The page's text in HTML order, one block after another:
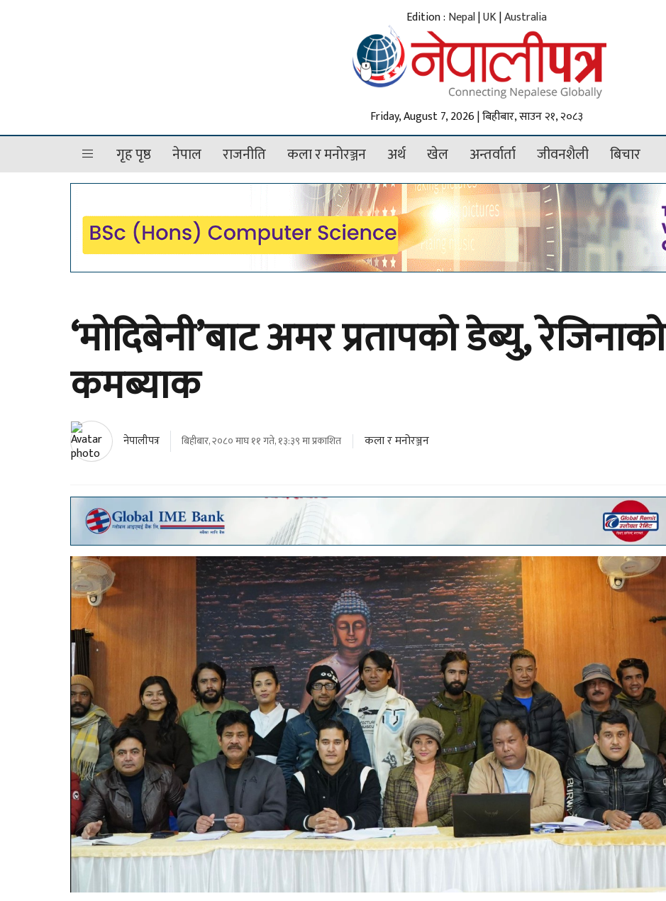
Edition : Nepal|UK|Australia
Friday, August 7, 2026 | बिहीबार, साउन २१, २०८३
गृह पृष्ठ नेपाल राजनीति कला र मनोरञ्जन अर्थ खेल अन्तर्वार्ता जीवनशैली बिचार
‘मोदिबेनी’बाट अमर प्रतापको डेब्यु, रेजिनाको
कमब्याक
नेपालीपत्र बिहीबार, २०८० माघ ११ गते, १३:३९ मा प्रकाशित कला र मनोरञ्जन